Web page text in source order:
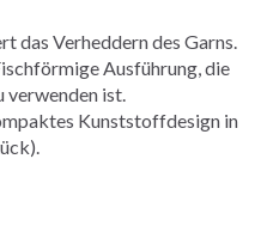
das Verheddern des Garns.
Ausführung, die
verwenden ist.
Kunststoffdesign in